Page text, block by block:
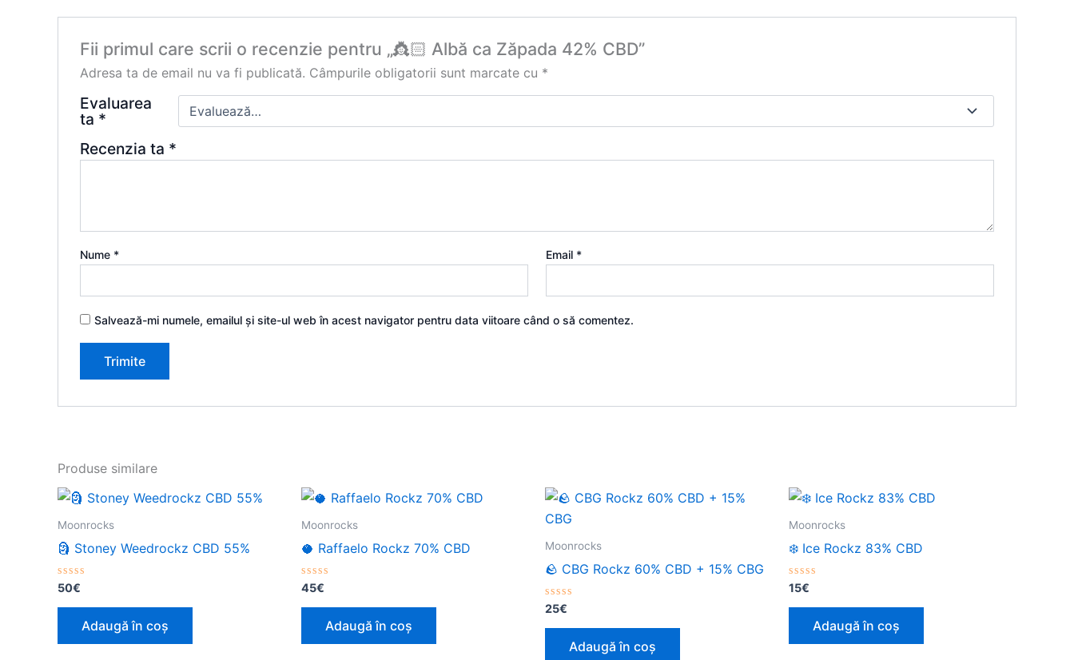
Fii primul care scrii o recenzie pentru „👸🏻 Albă ca Zăpada 42% CBD”
Adresa ta de email nu va fi publicată. Câmpurile obligatorii sunt marcate cu *
Evaluarea
ta *
Recenzia ta *
Nume * Email *
Salvează-mi numele, emailul și site-ul web în acest navigator pentru data viitoare când o să comentez.
Produse similare
Moonrocks
🗿 Stoney Weedrockz CBD 55%
Evaluat
la
0
50€
Adaugă în coș
Moonrocks
🥥 Raffaelo Rockz 70% CBD
Evaluat
0
45€
Adaugă în coș
Moonrocks
🪨 CBG Rockz 60% CBD + 15% CBG
Evaluat
0
25€
Adaugă în coș
Moonrocks
❄️ Ice Rockz 83% CBD
Evaluat
0
15€
Adaugă în coș